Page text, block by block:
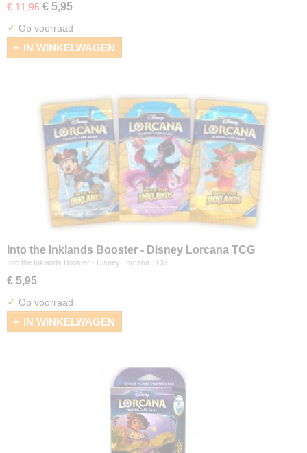
€ 11,95 € 5,95
✓ Op voorraad
IN WINKELWAGEN
Into the Inklands Booster - Disney Lorcana TCG
Into the Inklands Booster - Disney Lorcana TCG
€ 5,95
✓ Op voorraad
IN WINKELWAGEN